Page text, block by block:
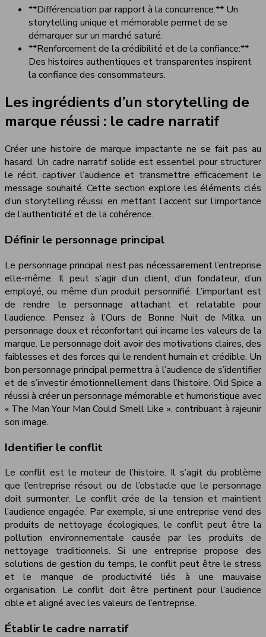
**Différenciation par rapport à la concurrence:** Un
storytelling unique et mémorable permet de se
démarquer sur un marché saturé.
**Renforcement de la crédibilité et de la confiance:**
Des histoires authentiques et transparentes inspirent
la confiance des consommateurs.
Les ingrédients d’un storytelling de
marque réussi : le cadre narratif
Créer une histoire de marque impactante ne se fait pas au
hasard. Un cadre narratif solide est essentiel pour structurer
le récit, captiver l’audience et transmettre efficacement le
message souhaité. Cette section explore les éléments clés
d’un storytelling réussi, en mettant l’accent sur l’importance
de l’authenticité et de la cohérence.
Définir le personnage principal
Le personnage principal n’est pas nécessairement l’entreprise
elle-même. Il peut s’agir d’un client, d’un fondateur, d’un
employé, ou même d’un produit personnifié. L’important est
de rendre le personnage attachant et relatable pour
l’audience. Pensez à l’Ours de Bonne Nuit de Milka, un
personnage doux et réconfortant qui incarne les valeurs de la
marque. Le personnage doit avoir des motivations claires, des
faiblesses et des forces qui le rendent humain et crédible. Un
bon personnage principal permettra à l’audience de s’identifier
et de s’investir émotionnellement dans l’histoire. Old Spice a
réussi à créer un personnage mémorable et humoristique avec
« The Man Your Man Could Smell Like », contribuant à rajeunir
son image.
Identifier le conflit
Le conflit est le moteur de l’histoire. Il s’agit du problème
que l’entreprise résout ou de l’obstacle que le personnage
doit surmonter. Le conflit crée de la tension et maintient
l’audience engagée. Par exemple, si une entreprise vend des
produits de nettoyage écologiques, le conflit peut être la
pollution environnementale causée par les produits de
nettoyage traditionnels. Si une entreprise propose des
solutions de gestion du temps, le conflit peut être le stress
et le manque de productivité liés à une mauvaise
organisation. Le conflit doit être pertinent pour l’audience
cible et aligné avec les valeurs de l’entreprise.
Établir le cadre narratif